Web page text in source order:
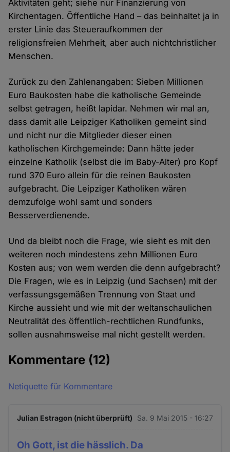
Aktivitäten geht; siehe nur Finanzierung von
Kirchentagen. Öffentliche Hand – das beinhaltet ja in
erster Linie das Steueraufkommen der
religionsfreien Mehrheit, aber auch nichtchristlicher
Menschen.
Zurück zu den Zahlenangaben: Sieben Millionen
Euro Baukosten habe die katholische Gemeinde
selbst getragen, heißt lapidar. Nehmen wir mal an,
dass damit alle Leipziger Katholiken gemeint sind
und nicht nur die Mitglieder dieser einen
katholischen Kirchgemeinde: Dann hätte jeder
einzelne Katholik (selbst die im Baby-Alter) pro Kopf
rund 370 Euro allein für die reinen Baukosten
aufgebracht. Die Leipziger Katholiken wären
demzufolge wohl samt und sonders
Besserverdienende.
Und da bleibt noch die Frage, wie sieht es mit den
weiteren noch mindestens zehn Millionen Euro
Kosten aus; von wem werden die denn aufgebracht?
Die Fragen, wie es in Leipzig (und Sachsen) mit der
verfassungsgemäßen Trennung von Staat und
Kirche aussieht und wie mit der weltanschaulichen
Neutralität des öffentlich-rechtlichen Rundfunks,
sollen ausnahmsweise mal nicht gestellt werden.
Kommentare (12)
Netiquette für Kommentare
Julian Estragon (nicht überprüft) Sa. 9 Mai 2015 - 16:27
Oh Gott, ist die hässlich. Da